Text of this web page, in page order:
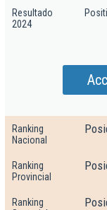
Resultado
2024
Ranking
Nacional
Ranking
Provincial
Ranking